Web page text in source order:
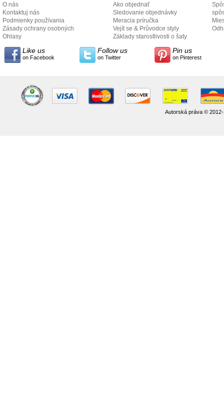
O nás
Kontaktuj nás
Podmienky používania
Zásady ochrany osobných
údajov
Ohlasy
Ako objednať
Sledovanie objednávky
Meracia príručka
Vejít se & Průvodce styly
Základy starostlivosti o šaty
Like us
on Facebook
Follow us
on Twitter
Pin us
on Pinterest
Autorská práva ©